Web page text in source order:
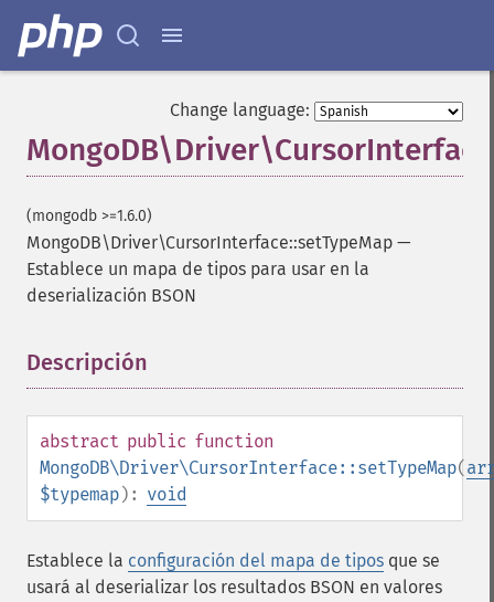
Change language:
(mongodb >=1.6.0)
MongoDB\Driver\CursorInterface::setTypeMap —
Establece un mapa de tipos para usar en la
deserialización BSON
Descripción
abstract public function
MongoDB\Driver\CursorInterface::setTypeMap(
$typemap): void
Establece la configuración del mapa de tipos que se
usará al deserializar los resultados BSON en valores